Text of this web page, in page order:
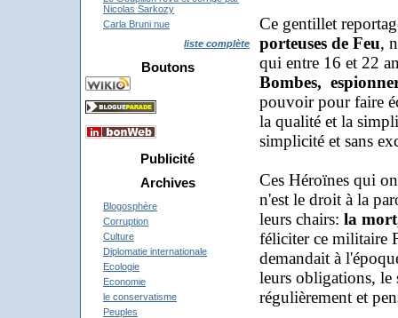
Nicolas Sarkozy
Carla Bruni nue
liste complète
Boutons
Publicité
Archives
Blogosphère
Corruption
Culture
Diplomatie internationale
Ecologie
Economie
le conservatisme
Peuples
Ce gentillet
porteuses de Feu,
qui entre 16 et 22
Bombes,
pouvoir pour faire
la qualité et la
simplicité et sans
Ces Héroïnes qui
n'est le droit à la
leurs chairs: la
féliciter ce militaire
demandait à
leurs obligations, le
régulièrement et